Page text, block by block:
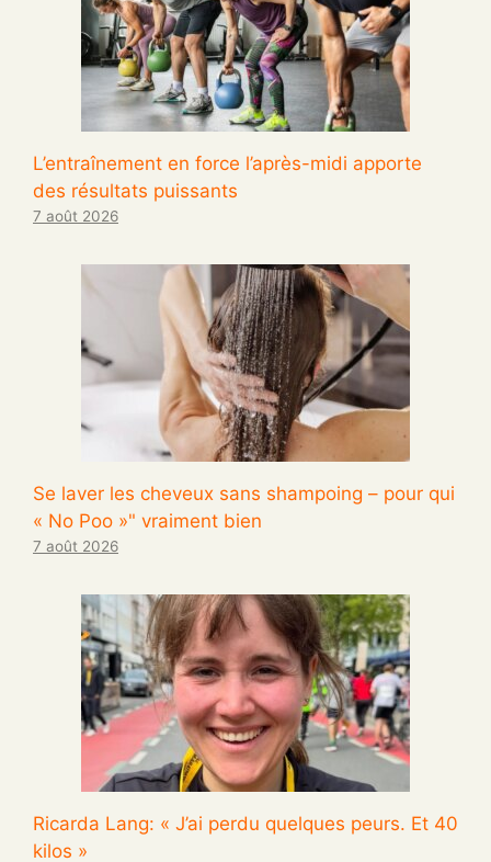
L’entraînement en force l’après-midi apporte
des résultats puissants
7 août 2026
Se laver les cheveux sans shampoing – pour qui
« No Poo »" vraiment bien
7 août 2026
Ricarda Lang: « J’ai perdu quelques peurs. Et 40
kilos »